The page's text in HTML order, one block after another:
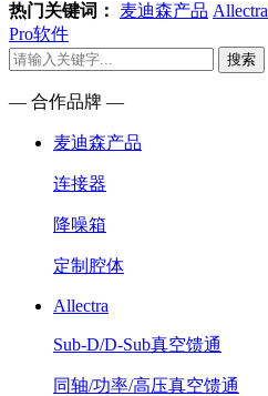
热门关键词： 麦迪森产品 Allectra
Pro软件
搜索
— 合作品牌 —
麦迪森产品
连接器
降噪箱
定制腔体
Allectra
Sub-D/D-Sub真空馈通
同轴/功率/高压真空馈通